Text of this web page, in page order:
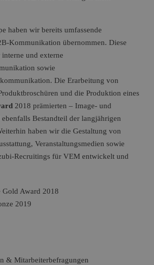
haben wir bereits umfassende
Kommunikation übernommen. Diese
und externe
sowie
Die Erarbeitung von
und die Produktion eines
2018 prämierten – Image- und
Bestandteil der langjährigen
haben wir die Gestaltung von
Veranstaltungsmedien sowie
Recruitings für VEM entwickelt und
& Mitarbeiterbefragungen